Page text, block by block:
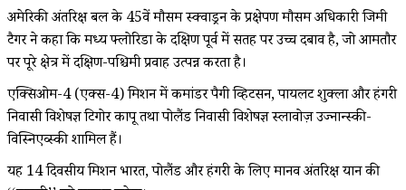
अमेरिकी अंतरिक्ष बल के 45वें मौसम स्क्वाड्रन के प्रक्षेपण मौसम अधिकारी जिमी
टैगर ने कहा कि मध्य फ्लोरिडा के दक्षिण पूर्व में सतह पर उच्च दबाव है, जो आमतौर
पर पूरे क्षेत्र में दक्षिण-पश्चिमी प्रवाह उत्पन्न करता है।
एक्सिओम-4 (एक्स-4) मिशन में कमांडर पैगी व्हिटसन, पायलट शुक्ला और हंगरी
निवासी विशेषज्ञ टिगोर कापू तथा पोलैंड निवासी विशेषज्ञ स्लावोज़ उज्नान्स्की-
विस्निएव्स्की शामिल हैं।
यह 14 दिवसीय मिशन भारत, पोलैंड और हंगरी के लिए मानव अंतरिक्ष यान की